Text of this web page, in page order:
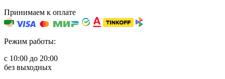
Принимаем к оплате
Режим работы:
с 10:00 до 20:00
без выходных